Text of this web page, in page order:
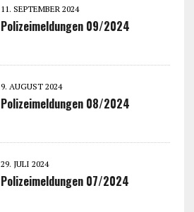
11. SEPTEMBER 2024
Polizeimeldungen 09/2024
9. AUGUST 2024
Polizeimeldungen 08/2024
29. JULI 2024
Polizeimeldungen 07/2024